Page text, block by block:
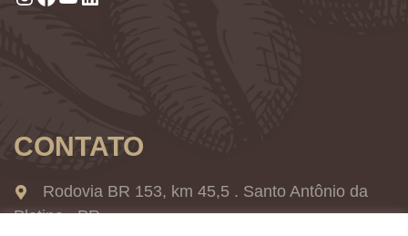
CONTATO
Rodovia BR 153, km 45,5 . Santo Antônio da
Platina . PR